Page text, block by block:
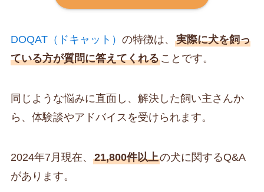
DOQAT（ドキャット） の特徴は、 実際に犬を飼っ
ている方が質問に答えてくれることです。
同じような悩みに直面し、解決した飼い主さんか
ら、体験談やアドバイスを受けられます。
2024年7月現在、 21,800件以上の犬に関するQ&A
があります。